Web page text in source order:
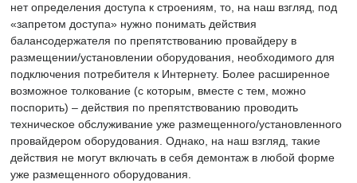
нет определения доступа к строениям, то, на наш взгляд, под
«запретом доступа» нужно понимать действия
балансодержателя по препятствованию провайдеру в
размещении/установлении оборудования, необходимого для
подключения потребителя к Интернету. Более расширенное
возможное толкование (с которым, вместе с тем, можно
поспорить) – действия по препятствованию проводить
техническое обслуживание уже размещенного/установленного
провайдером оборудования. Однако, на наш взгляд, такие
действия не могут включать в себя демонтаж в любой форме
уже размещенного оборудования.